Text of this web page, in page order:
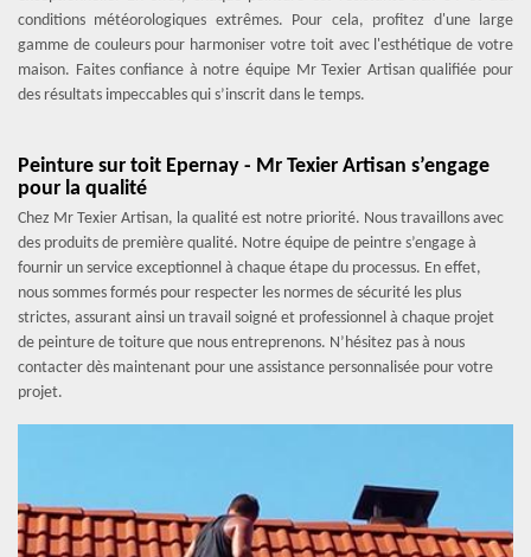
conditions météorologiques extrêmes. Pour cela, profitez d'une large
gamme de couleurs pour harmoniser votre toit avec l'esthétique de votre
maison. Faites confiance à notre équipe Mr Texier Artisan qualifiée pour
des résultats impeccables qui s’inscrit dans le temps.
Peinture sur toit Epernay - Mr Texier Artisan s’engage
pour la qualité
Chez Mr Texier Artisan, la qualité est notre priorité. Nous travaillons avec
des produits de première qualité. Notre équipe de peintre s’engage à
fournir un service exceptionnel à chaque étape du processus. En effet,
nous sommes formés pour respecter les normes de sécurité les plus
strictes, assurant ainsi un travail soigné et professionnel à chaque projet
de peinture de toiture que nous entreprenons. N’hésitez pas à nous
contacter dès maintenant pour une assistance personnalisée pour votre
projet.